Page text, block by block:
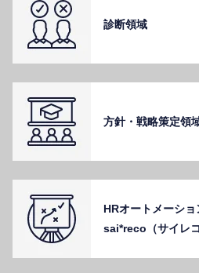
診断領域
⽅針・戦略策定領
HRオートメーショ
sai*reco（サイレコ